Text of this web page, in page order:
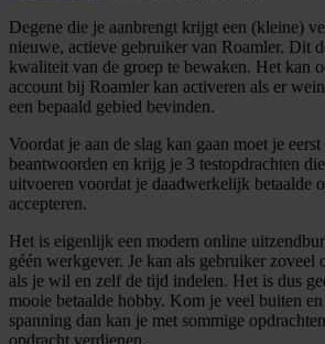
Degene die je aanbrengt krijgt een (kleine)
nieuwe, actieve gebruiker van Roamler. Dit
kwaliteit van de groep te bewaken. Het kan
account bij Roamler kan activeren als er
een bepaald gebied bevinden.
Voordat je aan de slag kan gaan moet je
beantwoorden en krijg je 3 testopdrachten
uitvoeren voordat je daadwerkelijk betaalde
accepteren.
Het is eigenlijk een modern online
géén werkgever. Je kan als gebruiker zoveel
als je wil en zelf de tijd indelen. Het is dus
mooie betaalde hobby. Kom je veel buiten
spanning dan kan je met sommige
opdracht verdienen.